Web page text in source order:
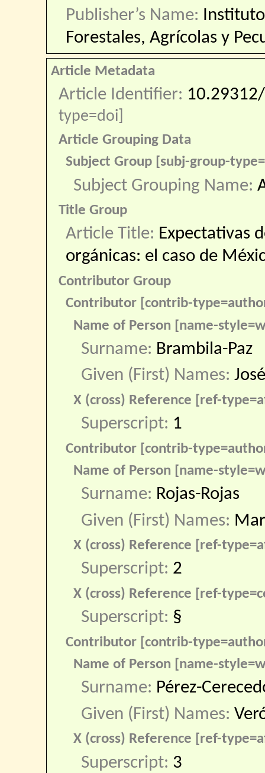
Publisher’s Name:
Forestales, Agrícolas y
Article Metadata
Article Identifier:
type=doi]
Article Grouping Data
Subject Group [subj-group-
Subject Grouping Name:
Title Group
Article Title: Expectativas
orgánicas: el caso de
Contributor Group
Contributor [contrib-
Name of Person [name-
Surname: Brambila-Paz
Given (First) Names:
X (cross) Reference [ref-
Superscript: 1
Contributor [contrib-
Name of Person [name-
Surname: Rojas-Rojas
Given (First) Names:
X (cross) Reference [ref-
Superscript: 2
X (cross) Reference [ref-
Superscript: §
Contributor [contrib-
Name of Person [name-
Surname: Pérez-
Given (First) Names:
X (cross) Reference [ref-
Superscript: 3